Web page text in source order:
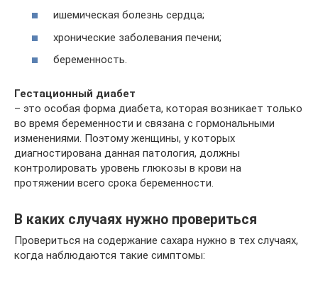
ишемическая болезнь сердца;
хронические заболевания печени;
беременность.
Гестационный диабет
– это особая форма диабета, которая возникает только
во время беременности и связана с гормональными
изменениями. Поэтому женщины, у которых
диагностирована данная патология, должны
контролировать уровень глюкозы в крови на
протяжении всего срока беременности.
В каких случаях нужно провериться
Провериться на содержание сахара нужно в тех случаях,
когда наблюдаются такие симптомы: